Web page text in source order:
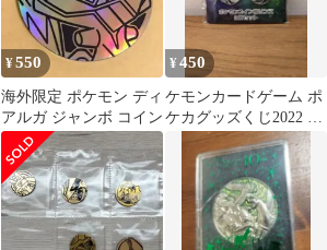
¥550
海外限定 ポケモン ディ
アルガ ジャンボ コイン
¥450
ケモンカードゲーム ポ
ケカグッズくじ2022 G
賞 ディアルガ パルキア